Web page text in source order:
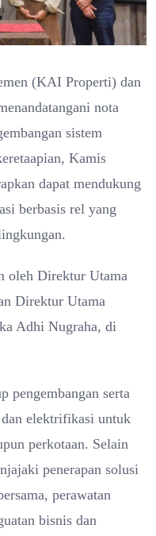
(KAI Properti) dan
nota
sistem
Kamis
dapat mendukung
berbasis rel yang
oleh Direktur Utama
Direktur Utama
Adhi Nugraha, di
pengembangan serta
elektrifikasi untuk
perkotaan. Selain
penerapan solusi
perawatan
bisnis dan